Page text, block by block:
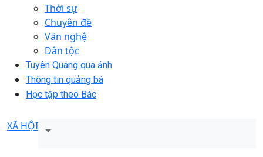
Thời sự
Chuyên đề
Văn nghệ
Dân tộc
Tuyên Quang qua ảnh
Thông tin quảng bá
Học tập theo Bác
XÃ HỘI